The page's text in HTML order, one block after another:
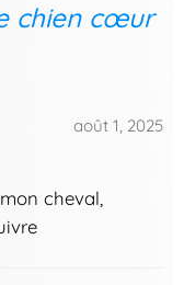
chien cœur
août 1, 2025
cheval,